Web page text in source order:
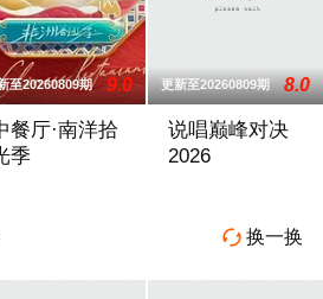
至20260809期 9.0
餐厅·南洋拾
季
更新至20260809期 8.0
说唱巅峰对决
2026
 换一换